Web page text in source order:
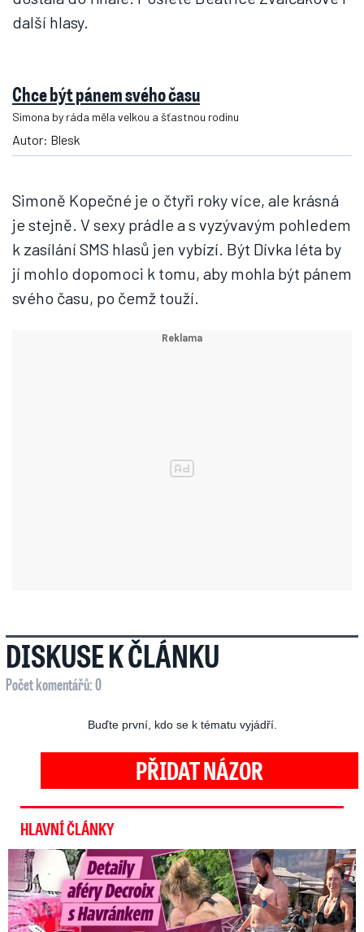
další hlasy.
Chce být pánem svého času
Simona by ráda měla velkou a šťastnou rodinu
Autor: Blesk
Simoně Kopečné je o čtyři roky více, ale krásná
je stejně. V sexy prádle a s vyzývavým pohledem
k zasílání SMS hlasů jen vybízí. Být Dívka léta by
jí mohlo dopomoci k tomu, aby mohla být pánem
svého času, po čemž touží.
DISKUSE K ČLÁNKU
Počet komentářů: 0
Buďte první, kdo se k tématu vyjádří.
PŘIDAT NÁZOR
HLAVNÍ ČLÁNKY
Detaily aféry Decroix s Havránkem: Kdo je tady královna?